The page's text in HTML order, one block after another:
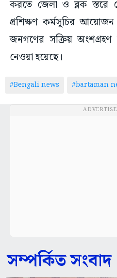
করতে জেলা ও ব্লক স্তরে
প্রশিক্ষণ কর্মসূচির আয়োজন
জনগণের সক্রিয়
নেওয়া হয়েছে।
#Bengali news #bartaman
সম্পর্কিত সংবাদ